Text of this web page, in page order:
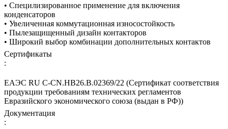
• Специлизированное применение для включения
конденсаторов
• Увеличенная коммутационная износостойкость
• Пылезащищенный дизайн контакторов
• Широкий выбор комбинации дополнительных контактов
Сертификаты
:
ЕАЭС RU С-CN.НВ26.В.02369/22 (Сертификат соответствия
продукции требованиям технических регламентов
Евразийского экономического союза (выдан в РФ))
Документация
: